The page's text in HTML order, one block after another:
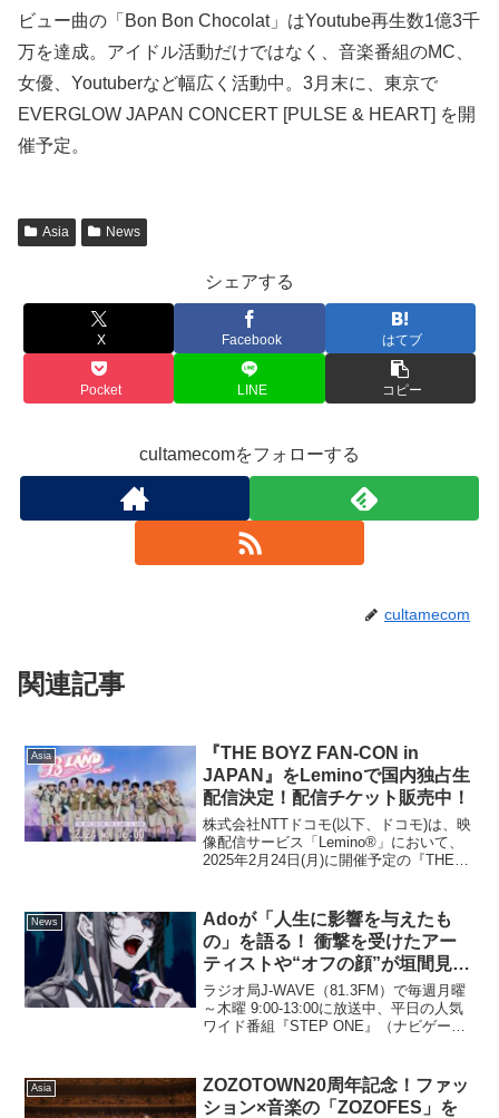
ビュー曲の「Bon Bon Chocolat」はYoutube再生数1億3千
万を達成。アイドル活動だけではなく、音楽番組のMC、
女優、Youtuberなど幅広く活動中。3月末に、東京で
EVERGLOW JAPAN CONCERT [PULSE & HEART] を開
催予定。
Asia News
シェアする
X Facebook はてブ
Pocket LINE コピー
cultamecomをフォローする
cultamecom
関連記事
Asia
『THE BOYZ FAN-CON in
JAPAN』をLeminoで国内独占生
配信決定！配信チケット販売中！
株式会社NTTドコモ(以下、ドコモ)は、映
像配信サービス「Lemino®」において、
2025年2月24日(月)に開催予定の『THE
組ボーイズ...
News
Adoが「人生に影響を与えたも
の」を語る！ 衝撃を受けたアー
ティストや“オフの顔”が垣間見え
るエピソードも！ J-
WAVE『STEP ONE』に3日間に
渡って登場
ラジオ局J-WAVE（81.3FM）で毎週月曜
～木曜 9:00-13:00に放送中、平日の人気
ワイド番組『STEP ONE』（ナビゲータ
「Expedia LIST...
Asia
ZOZOTOWN20周年記念！ファッ
ション×音楽の「ZOZOFES」を